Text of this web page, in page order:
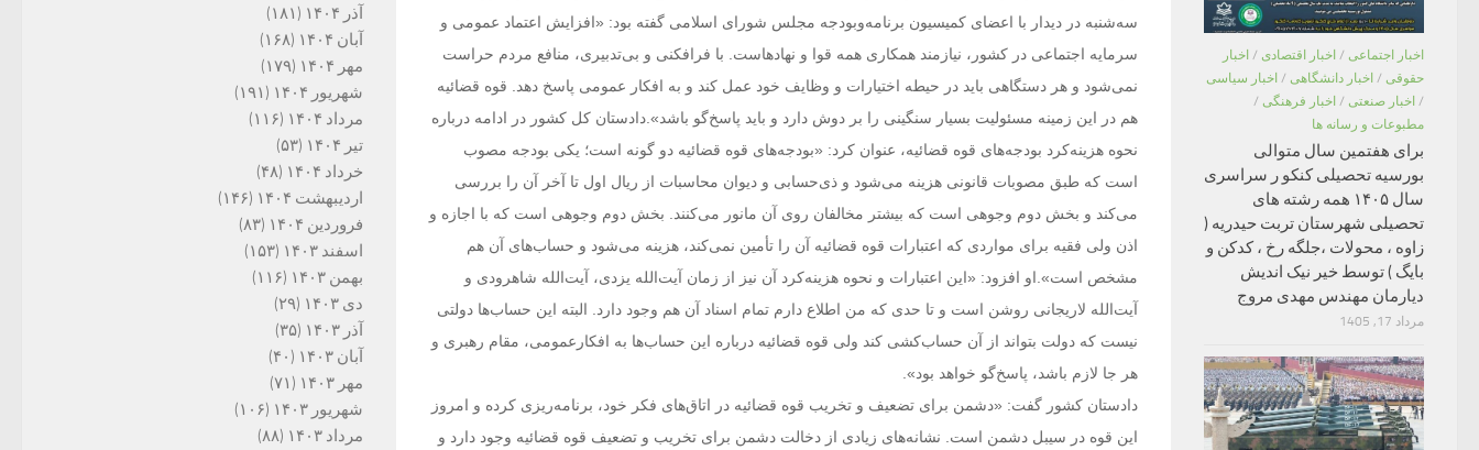
سه‌شنبه در دیدار با اعضای کمیسیون برنامه‌وبودجه مجلس شورای اسلامی گفته بود: «افزایش اعتماد عمومی و
سرمایه اجتماعی در کشور، نیازمند همکاری همه قوا و نهادهاست. با فرافکنی و بی‌تدبیری، منافع مردم حراست
نمی‌شود و هر دستگاهی باید در حیطه اختیارات و وظایف خود عمل کند و به افکار عمومی پاسخ دهد. قوه قضائیه
هم در این زمینه مسئولیت بسیار سنگینی را بر دوش دارد و باید پاسخ‌گو باشد».دادستان کل کشور در ادامه درباره
نحوه هزینه‌کرد بودجه‌های قوه قضائیه، عنوان کرد: «بودجه‌های قوه قضائیه دو گونه است؛ یکی بودجه مصوب
است که طبق مصوبات قانونی هزینه می‌شود و ذی‌حسابی و دیوان محاسبات از ریال اول تا آخر آن را بررسی
می‌کند و بخش دوم وجوهی است که بیشتر مخالفان روی آن مانور می‌کنند. بخش دوم وجوهی است که با اجازه و
اذن ولی فقیه برای مواردی که اعتبارات قوه قضائیه آن را تأمین نمی‌کند، هزینه می‌شود و حساب‌های آن هم
مشخص است».او افزود: «این اعتبارات و نحوه هزینه‌کرد آن نیز از زمان آیت‌الله یزدی، آیت‌الله شاهرودی و
آیت‌الله لاریجانی روشن است و تا حدی که من اطلاع دارم تمام اسناد آن هم وجود دارد. البته این حساب‌ها دولتی
نیست که دولت بتواند از آن حساب‌کشی کند ولی قوه قضائیه درباره این حساب‌ها به افکارعمومی، مقام رهبری و
هر جا لازم باشد، پاسخ‌گو خواهد بود».
دادستان کشور گفت: «دشمن برای تضعیف و تخریب قوه قضائیه در اتاق‌های فکر خود، برنامه‌ریزی کرده و امروز
این قوه در سیبل دشمن است. نشانه‌های زیادی از دخالت دشمن برای تخریب و تضعیف قوه قضائیه وجود دارد و
آذر ۱۴۰۴
(۱۸۱)
آبان ۱۴۰۴
(۱۶۸)
مهر ۱۴۰۴
(۱۷۹)
شهریور ۱۴۰۴
(۱۹۱)
مرداد ۱۴۰۴
(۱۱۶)
تیر ۱۴۰۴
(۵۳)
خرداد ۱۴۰۴
(۴۸)
اردیبهشت ۱۴۰۴
(۱۴۶)
فروردین ۱۴۰۴
(۸۳)
اسفند ۱۴۰۳
(۱۵۳)
بهمن ۱۴۰۳
(۱۱۶)
دی ۱۴۰۳
(۲۹)
آذر ۱۴۰۳
(۳۵)
آبان ۱۴۰۳
(۴۰)
مهر ۱۴۰۳
(۷۱)
شهریور ۱۴۰۳
(۱۰۶)
مرداد ۱۴۰۳
(۸۸)
اخبار اجتماعی / اخبار اقتصادی / اخبار
حقوقی / اخبار دانشگاهی / اخبار سیاسی
/ اخبار صنعتی / اخبار فرهنگی /
مطبوعات و رسانه ها
برای هفتمین سال متوالی
بورسیه تحصیلی کنکو ر سراسری
سال ۱۴۰۵ همه رشته های
تحصیلی شهرستان تربت حیدریه (
زاوه ، محولات ،جلگه رخ ، کدکن و
بایگ ) توسط خیر نیک اندیش
دیارمان مهندس مهدی مروج
مرداد 17, 1405